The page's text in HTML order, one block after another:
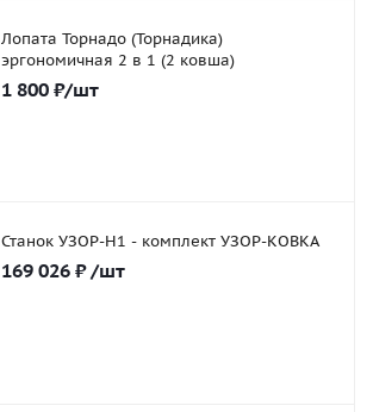
Лопата Торнадо (Торнадика)
эргономичная 2 в 1 (2 ковша)
1 800 ₽/шт
Станок УЗОР-Н1 - комплект УЗОР-КОВКА
169 026 ₽ /шт